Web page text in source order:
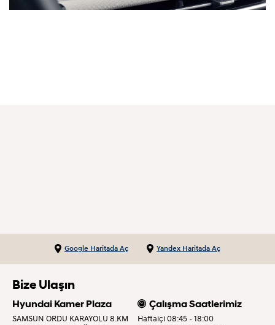
Google Haritada Aç Yandex Haritada Aç
Bize Ulaşın
Hyundai Kamer Plaza
SAMSUN ORDU KARAYOLU 8.KM
Çalışma Saatlerimiz
Haftaiçi 08:45 - 18:00